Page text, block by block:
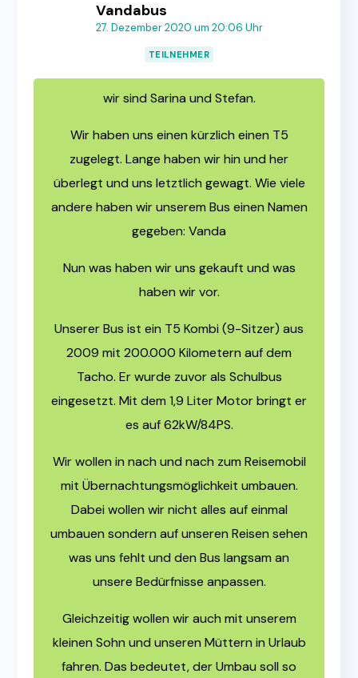
Vandabus
27. Dezember 2020 um 20:06 Uhr
TEILNEHMER
wir sind Sarina und Stefan.
Wir haben uns einen kürzlich einen T5
zugelegt. Lange haben wir hin und her
überlegt und uns letztlich gewagt. Wie viele
andere haben wir unserem Bus einen Namen
gegeben: Vanda
Nun was haben wir uns gekauft und was
haben wir vor.
Unserer Bus ist ein T5 Kombi (9-Sitzer) aus
2009 mit 200.000 Kilometern auf dem
Tacho. Er wurde zuvor als Schulbus
eingesetzt. Mit dem 1,9 Liter Motor bringt er
es auf 62kW/84PS.
Wir wollen in nach und nach zum Reisemobil
mit Übernachtungsmöglichkeit umbauen.
Dabei wollen wir nicht alles auf einmal
umbauen sondern auf unseren Reisen sehen
was uns fehlt und den Bus langsam an
unsere Bedürfnisse anpassen.
Gleichzeitig wollen wir auch mit unserem
kleinen Sohn und unseren Müttern in Urlaub
fahren. Das bedeutet, der Umbau soll so